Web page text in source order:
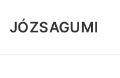
tartalomra
JÓZSAGUMI